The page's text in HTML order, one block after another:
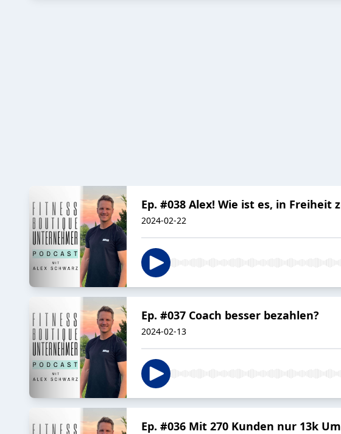
Ep. #038 Alex! Wie ist es, in Freiheit
2024-02-22
Ep. #037 Coach besser bezahlen?
2024-02-13
Ep. #036 Mit 270 Kunden nur 13k